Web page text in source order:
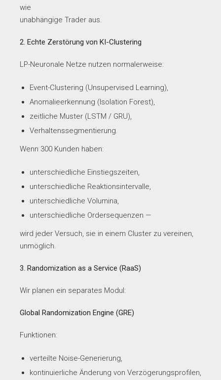
wie
unabhängige Trader aus.
2. Echte Zerstörung von KI-Clustering
LP-Neuronale Netze nutzen normalerweise:
Event-Clustering (Unsupervised Learning),
Anomalieerkennung (Isolation Forest),
zeitliche Muster (LSTM / GRU),
Verhaltenssegmentierung.
Wenn 300 Kunden haben:
unterschiedliche Einstiegszeiten,
unterschiedliche Reaktionsintervalle,
unterschiedliche Volumina,
unterschiedliche Ordersequenzen —
wird jeder Versuch, sie in einem Cluster zu vereinen,
unmöglich.
3. Randomization as a Service (RaaS)
Wir planen ein separates Modul:
Global Randomization Engine (GRE)
Funktionen:
verteilte Noise-Generierung,
kontinuierliche Änderung von Verzögerungsprofilen,